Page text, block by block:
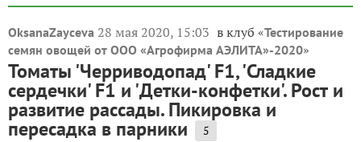
OksanaZayceva 28 мая 2020, 15:03 в клуб «Тестирование
семян овощей от ООО «Агрофирма АЭЛИТА»-2020»
Томаты 'Черриводопад' F1, 'Сладкие
сердечки' F1 и 'Детки-конфетки'. Рост и
развитие рассады. Пикировка и
пересадка в парники 5